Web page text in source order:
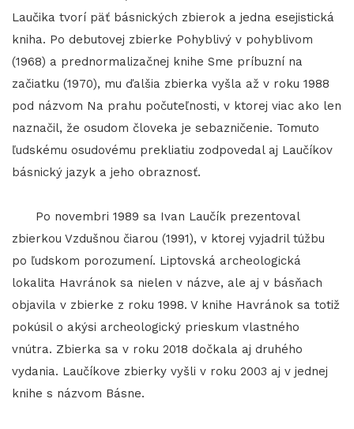
Laučika tvorí päť básnických zbierok a jedna esejistická
kniha. Po debutovej zbierke Pohyblivý v pohyblivom
(1968) a prednormalizačnej knihe Sme príbuzní na
začiatku (1970), mu ďalšia zbierka vyšla až v roku 1988
pod názvom Na prahu počuteľnosti, v ktorej viac ako len
naznačil, že osudom človeka je sebazničenie. Tomuto
ľudskému osudovému prekliatiu zodpovedal aj Laučíkov
básnický jazyk a jeho obraznosť.
Po novembri 1989 sa Ivan Laučík prezentoval
zbierkou Vzdušnou čiarou (1991), v ktorej vyjadril túžbu
po ľudskom porozumení. Liptovská archeologická
lokalita Havránok sa nielen v názve, ale aj v básňach
objavila v zbierke z roku 1998. V knihe Havránok sa totiž
pokúsil o akýsi archeologický prieskum vlastného
vnútra. Zbierka sa v roku 2018 dočkala aj druhého
vydania. Laučíkove zbierky vyšli v roku 2003 aj v jednej
knihe s názvom Básne.